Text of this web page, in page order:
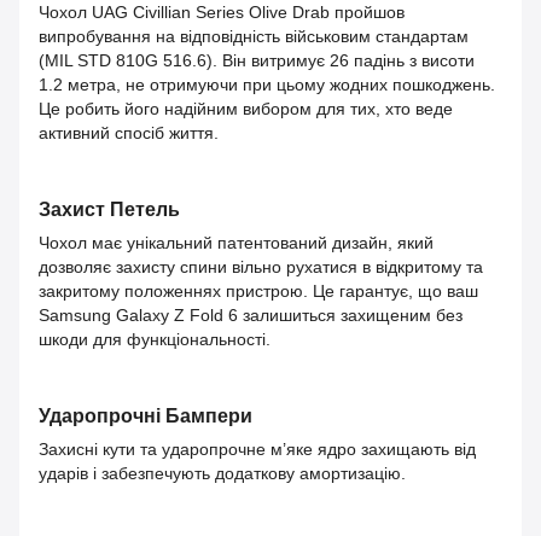
Чохол UAG Civillian Series Olive Drab пройшов
випробування на відповідність військовим стандартам
(MIL STD 810G 516.6). Він витримує 26 падінь з висоти
1.2 метра, не отримуючи при цьому жодних пошкоджень.
Це робить його надійним вибором для тих, хто веде
активний спосіб життя.
Захист Петель
Чохол має унікальний патентований дизайн, який
дозволяє захисту спини вільно рухатися в відкритому та
закритому положеннях пристрою. Це гарантує, що ваш
Samsung Galaxy Z Fold 6 залишиться захищеним без
шкоди для функціональності.
Ударопрочні Бампери
Захисні кути та ударопрочне м’яке ядро захищають від
ударів і забезпечують додаткову амортизацію.